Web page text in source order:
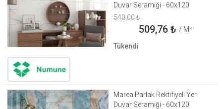
Duvar Seramiği - 60x120
540,00₺
509,76₺ / M²
Tükendi
Marea Parlak Rektifiyeli Yer
Duvar Seramiği - 60x120